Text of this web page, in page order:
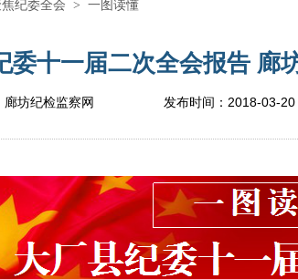
纪委全会 > 一图读懂
委十一届二次全会报告 廊
廊坊纪检监察网 发布时间： 2018-03-20